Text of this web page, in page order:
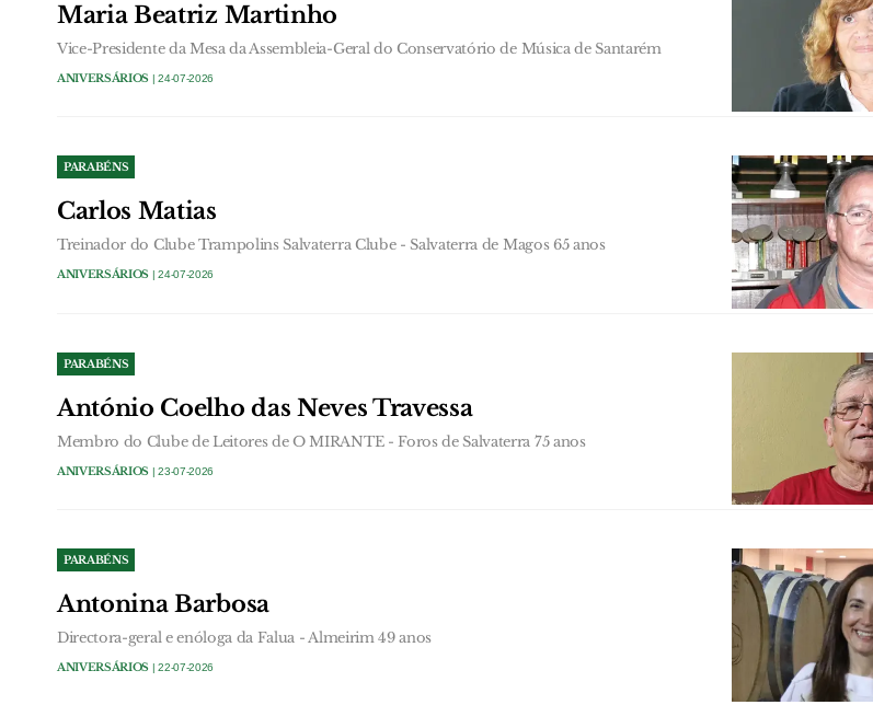
Maria Beatriz Martinho
Vice-Presidente da Mesa da Assembleia-Geral do Conservatório de Música de Santarém
ANIVERSÁRIOS | 24-07-2026
PARABÉNS
Carlos Matias
Treinador do Clube Trampolins Salvaterra Clube - Salvaterra de Magos 65 anos
ANIVERSÁRIOS | 24-07-2026
PARABÉNS
António Coelho das Neves Travessa
Membro do Clube de Leitores de O MIRANTE - Foros de Salvaterra 75 anos
ANIVERSÁRIOS | 23-07-2026
PARABÉNS
Antonina Barbosa
Directora-geral e enóloga da Falua - Almeirim 49 anos
ANIVERSÁRIOS | 22-07-2026